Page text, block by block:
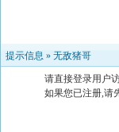
提示信息 » 无敌猪哥
请直接登录用户
如果您已注册,请